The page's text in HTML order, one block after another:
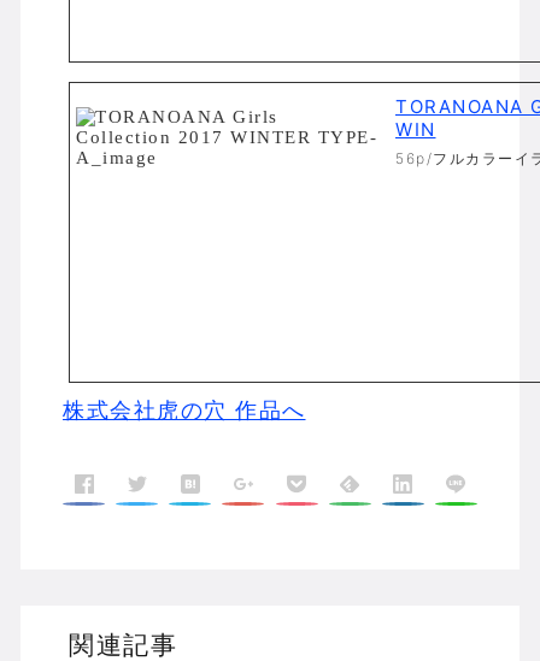
WIN
56p/フルカラーイ
株式会社虎の穴 作品へ
関連記事